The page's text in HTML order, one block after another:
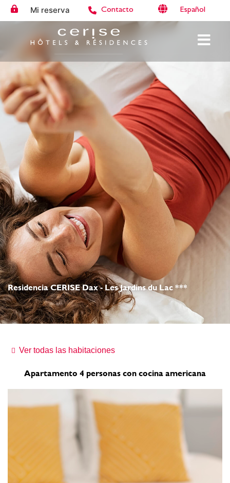
Mi reserva Contacto Español
Residencia CERISE Dax - Les Jardins du Lac ***
Ver todas las habitaciones
Apartamento 4 personas con cocina americana